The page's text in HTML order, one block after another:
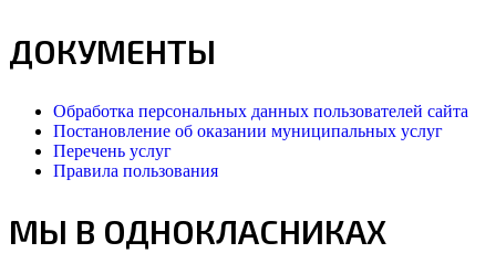
ДОКУМЕНТЫ
Обработка персональных данных пользователей сайта
Постановление об оказании муниципальных услуг
Перечень услуг
Правила пользования
МЫ В ОДНОКЛАСНИКАХ